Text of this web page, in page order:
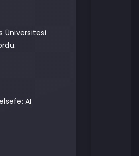
Üniversitesi
AI